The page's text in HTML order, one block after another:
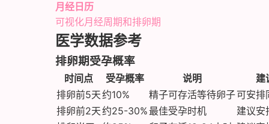
月经日历
可视化月经周期和排卵期
医学数据参考
排卵期受孕概率
时间点 受孕概率 说明
建
排卵前5天约10% 精子可存活等待卵子可安排
排卵前2天约25-30%最佳受孕时机
建议安